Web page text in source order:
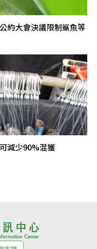
約大會決議限制鯊魚等
減少90%混獲